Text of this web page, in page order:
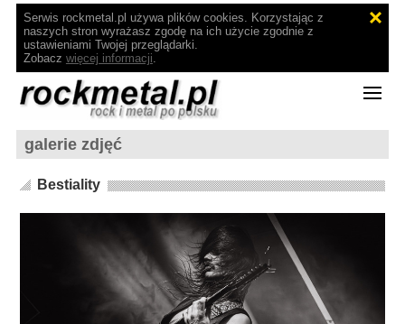
Serwis rockmetal.pl używa plików cookies. Korzystając z
naszych stron wyrażasz zgodę na ich użycie zgodnie z
ustawieniami Twojej przeglądarki.
Zobacz więcej informacji.
galerie zdjęć
Bestiality